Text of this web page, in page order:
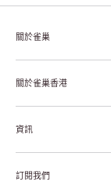
關於雀巢
雀巢集團起源於
幸福生活」企業。雀
關於雀巢香港
關於雀巢香港
雀巢香港創造共享價值
聯絡我們
私隱聲明
資訊
付款及送貨
退貨或更換
訂閱我們